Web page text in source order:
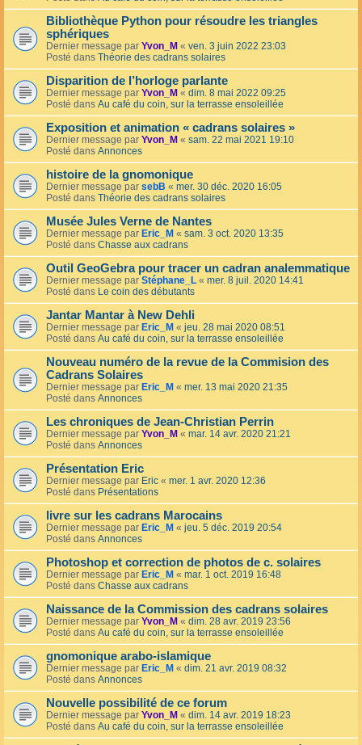
Bibliothèque Python pour résoudre les triangles
sphériques
Dernier message par Yvon_M « ven. 3 juin 2022 23:03
Posté dans Théorie des cadrans solaires
Disparition de l’horloge parlante
Dernier message par Yvon_M « dim. 8 mai 2022 09:25
Posté dans Au café du coin, sur la terrasse ensoleillée
Exposition et animation « cadrans solaires »
Dernier message par Yvon_M « sam. 22 mai 2021 19:10
Posté dans Annonces
histoire de la gnomonique
Dernier message par sebB « mer. 30 déc. 2020 16:05
Posté dans Théorie des cadrans solaires
Musée Jules Verne de Nantes
Dernier message par Eric_M « sam. 3 oct. 2020 13:35
Posté dans Chasse aux cadrans
Outil GeoGebra pour tracer un cadran analemmatique
Dernier message par Stéphane_L « mer. 8 juil. 2020 14:41
Posté dans Le coin des débutants
Jantar Mantar à New Dehli
Dernier message par Eric_M « jeu. 28 mai 2020 08:51
Posté dans Au café du coin, sur la terrasse ensoleillée
Nouveau numéro de la revue de la Commision des
Cadrans Solaires
Dernier message par Eric_M « mer. 13 mai 2020 21:35
Posté dans Annonces
Les chroniques de Jean-Christian Perrin
Dernier message par Yvon_M « mar. 14 avr. 2020 21:21
Posté dans Annonces
Présentation Eric
Dernier message par Eric « mer. 1 avr. 2020 12:36
Posté dans Présentations
livre sur les cadrans Marocains
Dernier message par Eric_M « jeu. 5 déc. 2019 20:54
Posté dans Annonces
Photoshop et correction de photos de c. solaires
Dernier message par Eric_M « mar. 1 oct. 2019 16:48
Posté dans Chasse aux cadrans
Naissance de la Commission des cadrans solaires
Dernier message par Yvon_M « dim. 28 avr. 2019 23:56
Posté dans Au café du coin, sur la terrasse ensoleillée
gnomonique arabo-islamique
Dernier message par Eric_M « dim. 21 avr. 2019 08:32
Posté dans Annonces
Nouvelle possibilité de ce forum
Dernier message par Yvon_M « dim. 14 avr. 2019 18:23
Posté dans Au café du coin, sur la terrasse ensoleillée